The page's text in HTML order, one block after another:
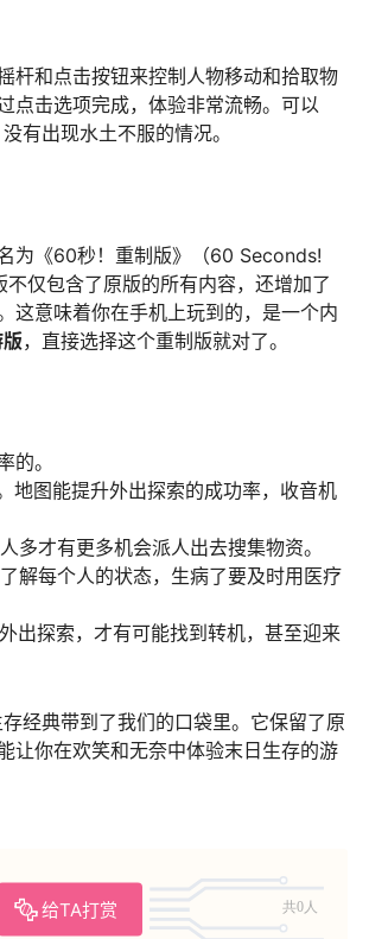
杆和点击按钮来控制人物移动和拾取物
点击选项完成，体验非常流畅。可以
有出现水土不服的情况。
为《60秒！重制版》（60 Seconds!
仅包含了原版的所有内容，还增加了
这意味着你在手机上玩到的，是一个内
，直接选择这个重制版就对了。
的。
地图能提升外出探索的成功率，收音机
多才有更多机会派人出去搜集物资。
解每个人的状态，生病了要及时用医疗
出探索，才有可能找到转机，甚至迎来
经典带到了我们的口袋里。它保留了原
让你在欢笑和无奈中体验末日生存的游
给TA打赏 共0人